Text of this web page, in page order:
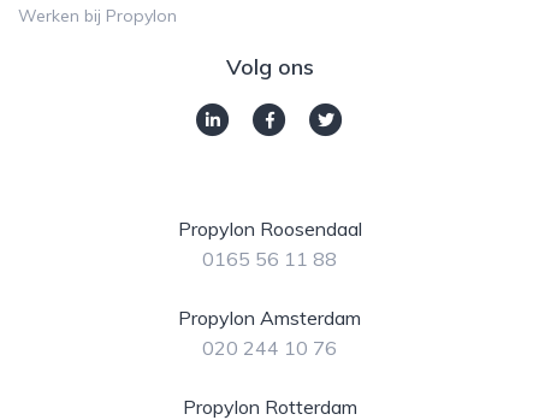
Werken bij Propylon
Volg ons
Propylon Roosendaal
0165 56 11 88
Propylon Amsterdam
020 244 10 76
Propylon Rotterdam